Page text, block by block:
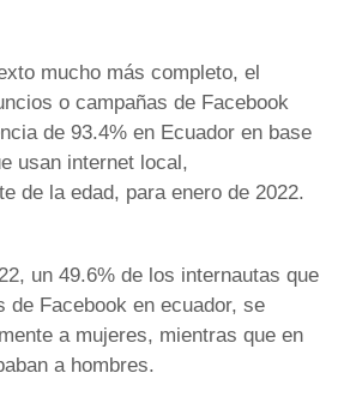
mucho más completo, el
o campañas de Facebook
de 93.4% en Ecuador en base
usan internet local,
de la edad, para enero de 2022.
un 49.6% de los internautas que
de Facebook en ecuador, se
a mujeres, mientras que en
a hombres.